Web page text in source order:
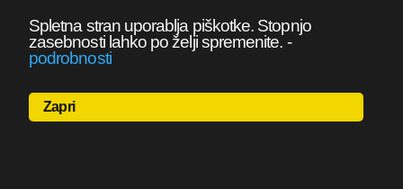
Spletna stran uporablja piškotke. Stopnjo
zasebnosti lahko po želji spremenite. -
podrobnosti
Zapri